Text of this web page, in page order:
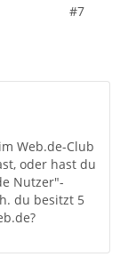
#7
Web.de-Club
oder hast du
Nutzer"-
du besitzt 5